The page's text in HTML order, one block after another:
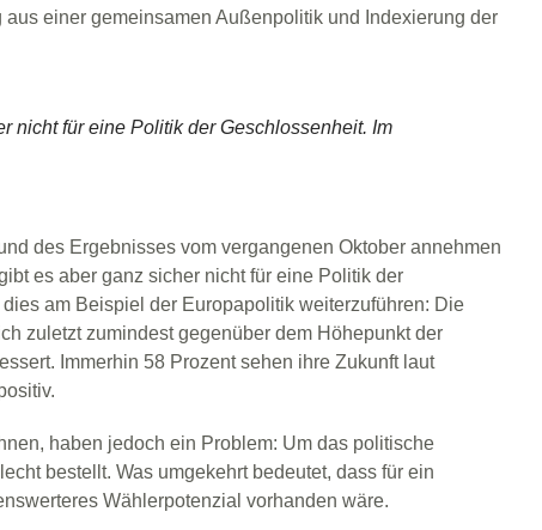
einer gemeinsamen Außenpolitik und Indexierung der
nicht für eine Politik der Geschlossenheit. Im
des Ergebnisses vom vergangenen Oktober annehmen
es aber ganz sicher nicht für eine Politik der
am Beispiel der Europapolitik weiterzuführen: Die
zuletzt zumindest gegenüber dem Höhepunkt der
Immerhin 58 Prozent sehen ihre Zukunft laut
haben jedoch ein Problem: Um das politische
bestellt. Was umgekehrt bedeutet, dass für ein
Wählerpotenzial vorhanden wäre.